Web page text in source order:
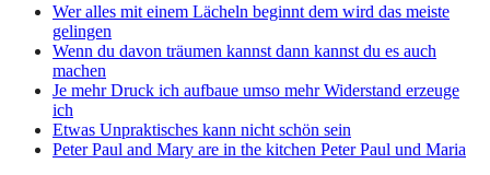
Wer alles mit einem Lächeln beginnt dem wird das meiste
gelingen
Wenn du davon träumen kannst dann kannst du es auch
machen
Je mehr Druck ich aufbaue umso mehr Widerstand erzeuge
ich
Etwas Unpraktisches kann nicht schön sein
Peter Paul and Mary are in the kitchen Peter Paul und Maria